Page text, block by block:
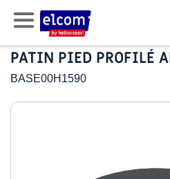
PATIN PIED PROFILÉ
BASE00H1590